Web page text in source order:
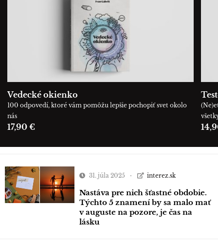
Vedecké okienko
100 odpovedí, ktoré vám pomôžu lepšie pochopiť svet okolo
nás
17,90 €
31. júla 2025 interez.sk
Nastáva pre nich šťastné obdobie.
Týchto 5 znamení by sa malo mať
v auguste na pozore, je čas na
lásku